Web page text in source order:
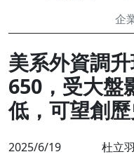
企
美系外資調
650，受大盤
低，可望創
2025/6/19 杜立羽